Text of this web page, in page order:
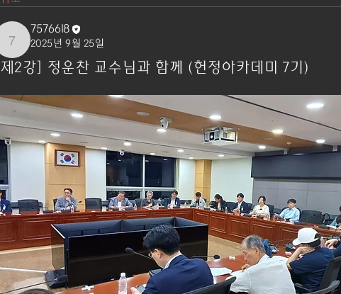
7576618
7576618
2025년 9월 25일
[제2강] 정운찬 교수님과 함께 (헌정아카데미 7기)